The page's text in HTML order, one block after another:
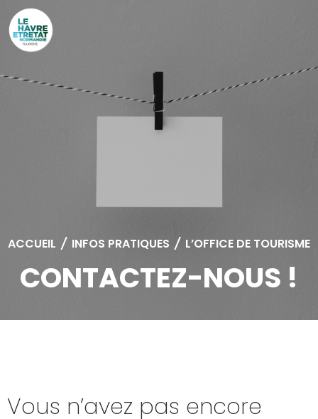
ACCUEIL / INFOS PRATIQUES / L’OFFICE DE TOURISME
CONTACTEZ-NOUS !
Vous n’avez pas encore
Cookies management panel